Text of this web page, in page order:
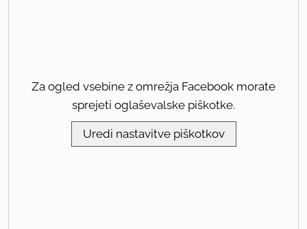
Za ogled vsebine z omrežja Facebook morate
sprejeti oglaševalske piškotke.
Uredi nastavitve piškotkov